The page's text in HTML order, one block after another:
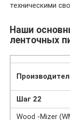
техническими
Наши
ленточных
Шаг 22
Wood -Mizer